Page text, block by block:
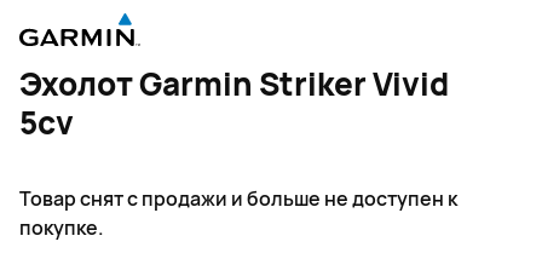
Эхолот Garmin Striker Vivid
5cv
Товар снят с продажи и больше не доступен к
покупке.